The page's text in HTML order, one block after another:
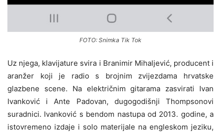
FOTO: Snimka Tik Tok
Uz njega, klavijature svira i Branimir Mihaljević, producent i
aranžer koji je radio s brojnim zvijezdama hrvatske
glazbene scene. Na električnim gitarama zasvirati Ivan
Ivanković i Ante Padovan, dugogodišnji Thompsonovi
suradnici. Ivanković s bendom nastupa od 2013. godine, a
istovremeno izdaje i solo materijale na engleskom jeziku,